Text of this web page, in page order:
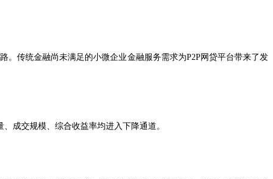
传统金融尚未满足的小微企业金融服务需求为P2P网贷平台带来了发
成交规模、综合收益率均进入下降通道。